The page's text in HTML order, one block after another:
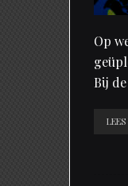
Op
Bij